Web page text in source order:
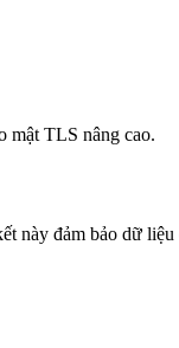
mật TLS nâng cao.
này đảm bảo dữ